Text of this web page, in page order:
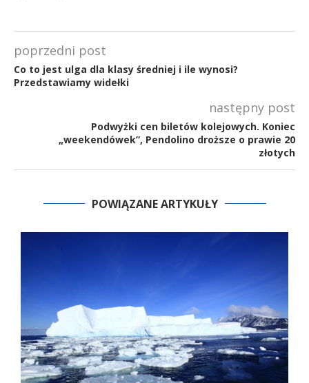
poprzedni post
Co to jest ulga dla klasy średniej i ile wynosi?
Przedstawiamy widełki
następny post
Podwyżki cen biletów kolejowych. Koniec
„weekendówek”, Pendolino droższe o prawie 20
złotych
POWIĄZANE ARTYKUŁY